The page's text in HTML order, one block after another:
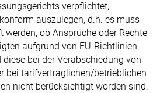
verpflichtet,
auszulegen, d.h. es muss
werden, ob Ansprüche oder Rechte
aufgrund von EU-Richtlinien
diese bei der Verabschiedung von
bei tarifvertraglichen/betrieblichen
nicht berücksichtigt worden sind.